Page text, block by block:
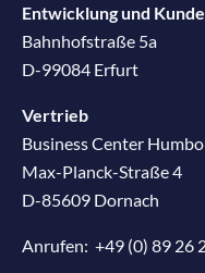
Entwicklung und
Bahnhofstraße 5a
D-99084 Erfurt
Vertrieb
Business Center
Max-Planck-Straße 4
D-85609 Dornach
Anrufen: +49 (0) 89 26